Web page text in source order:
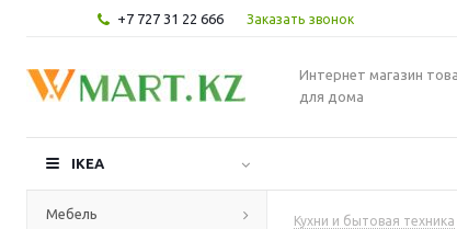
+7 727 31 22 666 Заказать звонок
Интернет магазин
для дома
IKEA
Мебель Кухни и бытовая техника